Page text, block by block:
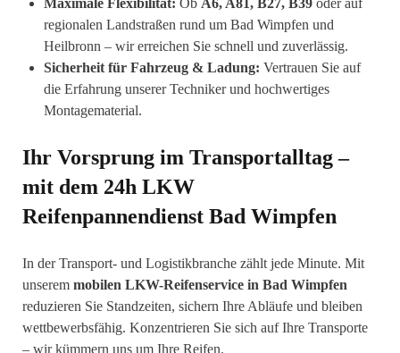
Maximale Flexibilität: Ob A6, A81, B27, B39 oder auf
regionalen Landstraßen rund um Bad Wimpfen und
Heilbronn – wir erreichen Sie schnell und zuverlässig.
Sicherheit für Fahrzeug & Ladung: Vertrauen Sie auf
die Erfahrung unserer Techniker und hochwertiges
Montagematerial.
Ihr Vorsprung im Transportalltag –
mit dem 24h LKW
Reifenpannendienst Bad Wimpfen
In der Transport- und Logistikbranche zählt jede Minute. Mit
unserem mobilen LKW-Reifenservice in Bad Wimpfen
reduzieren Sie Standzeiten, sichern Ihre Abläufe und bleiben
wettbewerbsfähig. Konzentrieren Sie sich auf Ihre Transporte
– wir kümmern uns um Ihre Reifen.